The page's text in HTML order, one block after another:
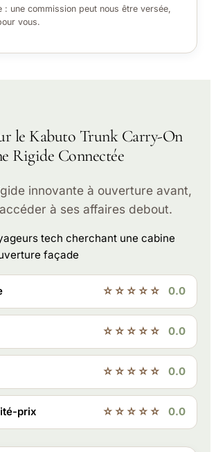
: une commission peut nous être versée,
vous.
le Kabuto Trunk Carry-On
Rigide Connectée
innovante à ouverture avant,
à ses affaires debout.
tech cherchant une cabine
façade
☆☆☆☆☆ 0.0
☆☆☆☆☆ 0.0
☆☆☆☆☆ 0.0
prix ☆☆☆☆☆ 0.0